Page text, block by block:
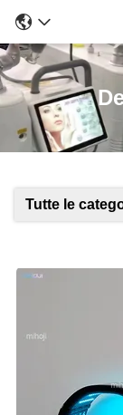
Tutte le